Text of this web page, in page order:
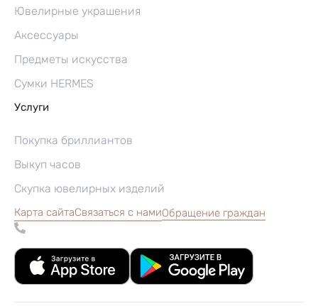
Ювелирные украшения
Аксессуары
Предметы искусства
Сумки HERMES
Услуги
Покупка бриллиантов
Выкуп часов
Скупка ювелирных изделий
Карта сайтаСвязаться с намиОбращение граждан